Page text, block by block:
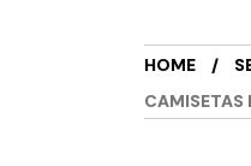
HOME
CAMISETAS